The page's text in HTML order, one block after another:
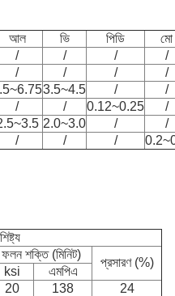
আল ভি পিডি
মো
/ / /
/
/ / /
/
3.5~4.5 /
/
/ / 0.12~0.25
/
2.0~3.0 /
/
/ / /
ফলন শক্তি (মিনিট)
প্রসারণ (%)
ksi
এমপিএ
20 138
24